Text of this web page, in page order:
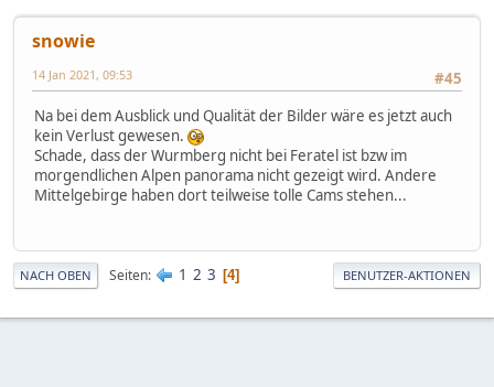
snowie
#45
14 Jan 2021, 09:53
Na bei dem Ausblick und Qualität der Bilder wäre es jetzt auch
kein Verlust gewesen.
Schade, dass der Wurmberg nicht bei Feratel ist bzw im
morgendlichen Alpen panorama nicht gezeigt wird. Andere
Mittelgebirge haben dort teilweise tolle Cams stehen...
NACH OBEN Seiten 1 2 3 4 BENUTZER-AKTIONEN